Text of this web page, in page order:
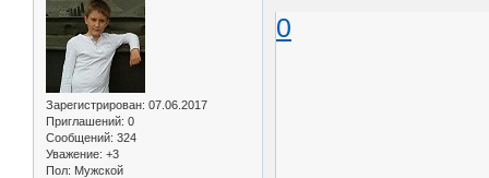
Зарегистрирован: 07.06.2017
Приглашений: 0
Сообщений: 324
Уважение: +3
Пол: Мужской
0